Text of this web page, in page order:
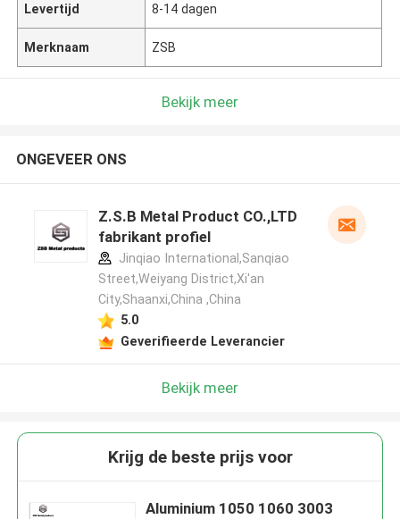
Levertijd 8-14 dagen
Merknaam ZSB
Bekijk meer
ONGEVEER ONS
Z.S.B Metal Product CO.,LTD
fabrikant profiel
Jinqiao International,Sanqiao
Street,Weiyang District,Xi'an
City,Shaanxi,China ,China
5.0
Geverifieerde Leverancier
Bekijk meer
Krijg de beste prijs voor
Aluminium 1050 1060 3003